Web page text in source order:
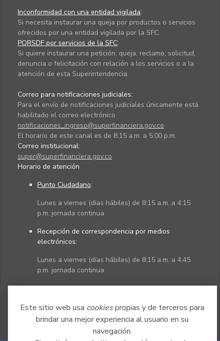
Este sitio web usa cookiespropias y de terceros para
brindar una mejor experiencia al usuario en su
navegación.
Inconformidad con una entidad vigilada:
Si necesita instaurar una queja por productos o servicios
ofrecidos por una entidad vigilada por la SFC.
PQRSDF por servicios de la SFC:
Si quiere instaurar una petición, queja, reclamo, solicitud,
denuncia o felicitación con relación a los servicios o a la
atención de esta Superintendencia.
Correo para notificaciones judiciales:
Para el envío de notificaciones judiciales únicamente está
habilitado el correo electrónico
notificaciones_ingreso@superfinanciera.gov.co
El horario de este canal es de 8:15 a.m. a 5:00 p.m.
Correo institucional:
super@superfinanciera.gov.co
Horario de atención
Punto Ciudadano:
Lunes a viernes (días hábiles) de 8:15 a.m. a 4:15
p.m. jornada continua
Recepción de correspondencia por medios
electrónicos:
Lunes a viernes (días hábiles) de 8:15 a.m. a 4:45
p.m. jornada continua